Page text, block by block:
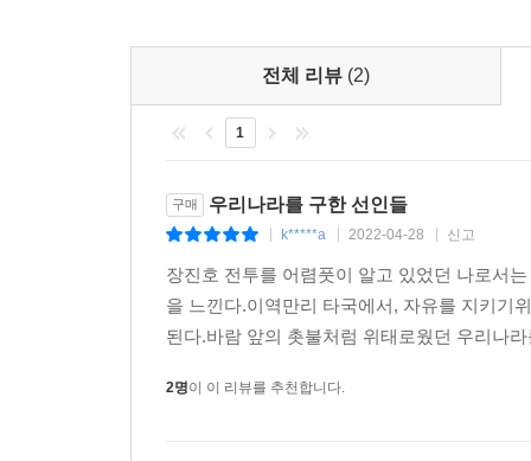
전체 리뷰 (2)
1
구매 우리나라를 구한 선인들
k*****a 2022-04-28 신고
장진호 전투를 어렴풋이 알고 있었던 나로서
을 느낀다.이역만리 타국에서, 자유를 지키기
된다.바람 앞의 촛불처럼 위태로웠던 우리나
2명이 이 리뷰를 추천합니다.